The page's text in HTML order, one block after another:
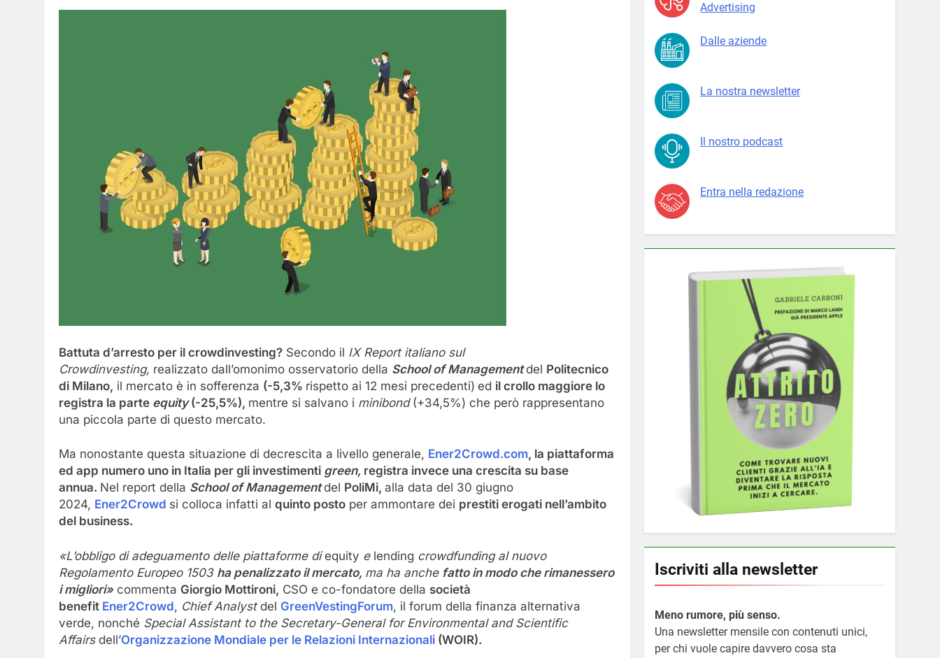
Battuta d’arresto per il crowdinvesting? Secondo il IX Report italiano sul
Crowdinvesting, realizzato dall’omonimo osservatorio della School of Managementdel Politecnico
di Milano, il mercato è in sofferenza (-5,3% rispetto ai 12 mesi precedenti) ed il crollo maggiore lo
registra la parte equity(-25,5%), mentre si salvano i minibond(+34,5%) che però rappresentano
una piccola parte di questo mercato.
Ma nonostante questa situazione di decrescita a livello generale, Ener2Crowd.com, la piattaforma
ed app numero uno in Italia per gli investimenti green, registra invece una crescita su base
annua. Nel report della School of Managementdel PoliMi, alla data del 30 giugno
2024, Ener2Crowd si colloca infatti al quinto posto per ammontare dei prestiti erogati nell’ambito
del business.
«L’obbligo di adeguamento delle piattaforme di equity e lending crowdfunding al nuovo
Regolamento Europeo 1503 ha penalizzato il mercato, ma ha anche fatto in modo che rimanessero
i migliori» commenta Giorgio Mottironi, CSO e co-fondatore della società
benefit Ener2Crowd, Chief Analystdel GreenVestingForum, il forum della finanza alternativa
verde, nonché Special Assistant to the Secretary-General for Environmental and Scientific
Affairsdell’Organizzazione Mondiale per le Relazioni Internazionali (WOIR).
Advertising
Dalle aziende
La nostra newsletter
Il nostro podcast
Entra nella redazione
Iscriviti alla newsletter
Meno rumore, più senso.
Una newsletter mensile con contenuti unici,
per chi vuole capire davvero cosa sta